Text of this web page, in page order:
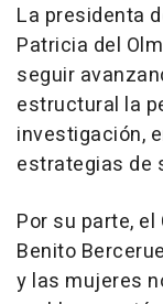
La presidenta
Patricia del
seguir
estructural la
investigación,
estrategias de
Por su parte,
Benito
y las mujeres